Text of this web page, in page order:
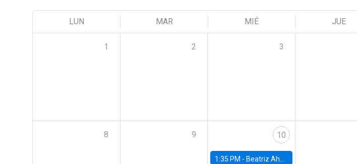
LUN MAR MIÉ JUE
1 2 3
8 9 10
1:35 PM - Beatriz Ahumada, PhD candidate, Universidad de Pittsburgh